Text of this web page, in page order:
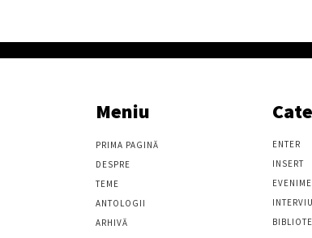
Meniu
PRIMA PAGINĂ
DESPRE
TEME
ANTOLOGII
ARHIVĂ
ENTER
INSERT
INTERVIU